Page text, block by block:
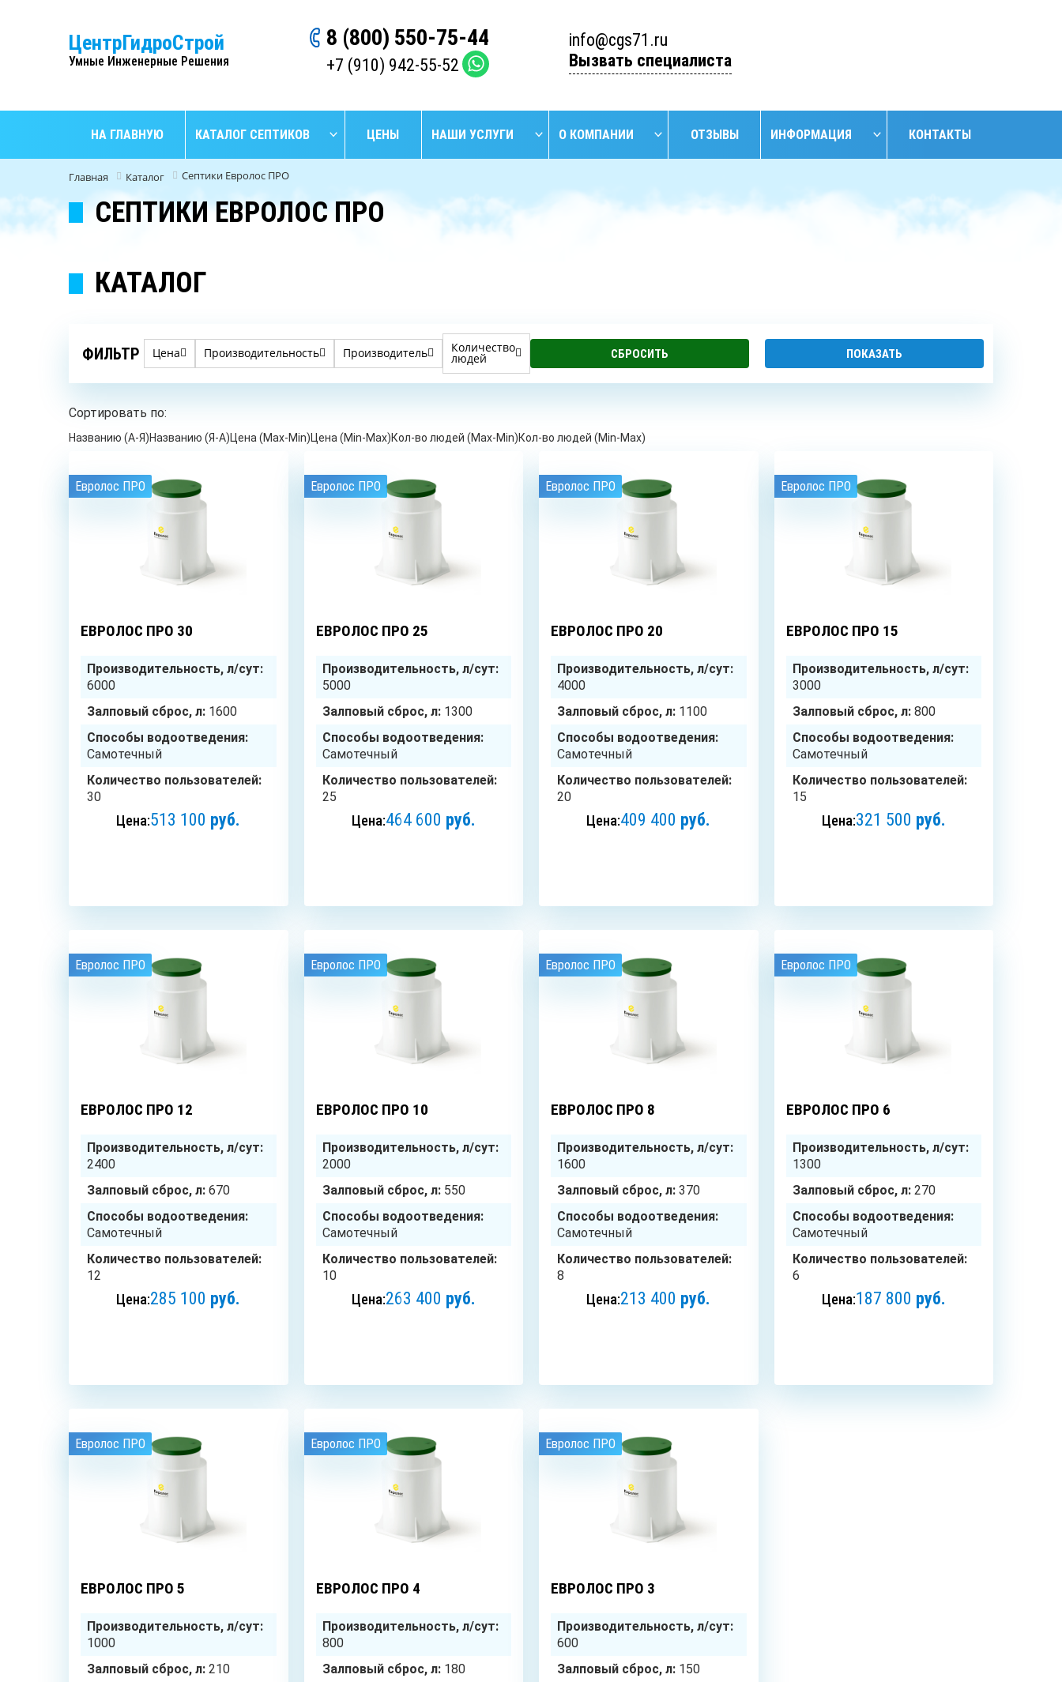
ЦентрГидроСтрой
Умные Инженерные Решения
8 (800) 550-75-44
+7 (910) 942-55-52
info@cgs71.ru
Вызвать специалиста
НА ГЛАВНУЮ КАТАЛОГ СЕПТИКОВ
НАЙТИ
ЦЕНЫ НАШИ УСЛУГИ
НАЙТИ
ОБУСТРОЙСТВО
ОБУСТРОЙСТВО
СКВАЖИН С
СКВАЖИН НА
БУРЕНИЕ
КОЛОДЦЕВ
БУРЕНИЕ
СКВАЖИНА НА
ПЕСОК
О КОМПАНИИ ОТЗЫВЫ ИНФОРМАЦИЯ КОНТАКТЫ
Главная Каталог Септики Евролос ПРО
СЕПТИКИ ЕВРОЛОС ПРО
КАТАЛОГ
ФИЛЬТР Цена Производительность Производитель Количество
людей
Сортировать по:
Названию (А-Я)Названию (Я-А)Цена (Max-Min)Цена (Min-Max)Кол-во людей (Max-Min)Кол-во людей (Min-Max)
Евролос ПРО
ЕВРОЛОС ПРО 30
Производительность, л/сут:
6000
Залповый сброс, л: 1600
Способы водоотведения:
Самотечный
Количество пользователей:
30
Цена:513 100 руб.
Евролос ПРО
ЕВРОЛОС ПРО 25
Производительность, л/сут:
5000
Залповый сброс, л:1300
Способы водоотведения:
Самотечный
Количество пользователей:
25
Цена:464 600 руб.
Евролос ПРО
ЕВРОЛОС ПРО 20
Производительность, л/сут:
4000
Залповый сброс, л: 1100
Способы водоотведения:
Самотечный
Количество пользователей:
20
Цена:409 400 руб.
Евролос ПРО
ЕВРОЛОС ПРО 15
Производительность, л/сут:
3000
Залповый сброс, л:800
Способы водоотведения:
Самотечный
Количество пользователей:
15
Цена:321 500 руб.
Евролос ПРО
ЕВРОЛОС ПРО 12
Производительность, л/сут:
2400
Залповый сброс, л: 670
Способы водоотведения:
Самотечный
Количество пользователей:
12
Цена:285 100 руб.
Евролос ПРО
ЕВРОЛОС ПРО 10
Производительность, л/сут:
2000
Залповый сброс, л:550
Способы водоотведения:
Самотечный
Количество пользователей:
10
Цена:263 400 руб.
Евролос ПРО
ЕВРОЛОС ПРО 8
Производительность, л/сут:
1600
Залповый сброс, л: 370
Способы водоотведения:
Самотечный
Количество пользователей:
8
Цена:213 400 руб.
Евролос ПРО
ЕВРОЛОС ПРО 6
Производительность, л/сут:
1300
Залповый сброс, л:270
Способы водоотведения:
Самотечный
Количество пользователей:
6
Цена:187 800 руб.
Евролос ПРО
ЕВРОЛОС ПРО 5
Производительность, л/сут:
1000
Залповый сброс, л: 210
Евролос ПРО
ЕВРОЛОС ПРО 4
Производительность, л/сут:
800
Залповый сброс, л:180
Евролос ПРО
ЕВРОЛОС ПРО 3
Производительность, л/сут:
600
Залповый сброс, л: 150